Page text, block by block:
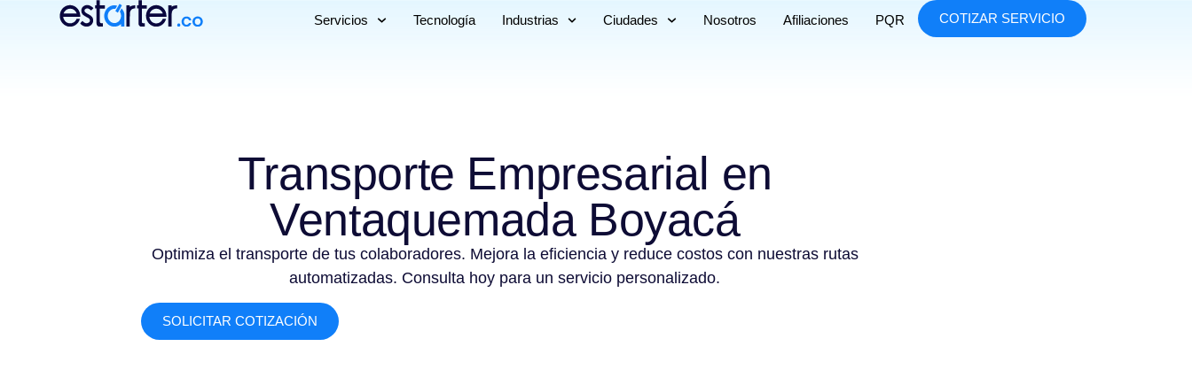
Servicios Tecnología Industrias Ciudades Nosotros Afiliaciones PQR COTIZAR SERVICIO
Transporte Empresarial en
Ventaquemada Boyacá
Optimiza el transporte de tus colaboradores. Mejora la eficiencia y reduce costos con nuestras rutas
automatizadas. Consulta hoy para un servicio personalizado.
SOLICITAR COTIZACIÓN